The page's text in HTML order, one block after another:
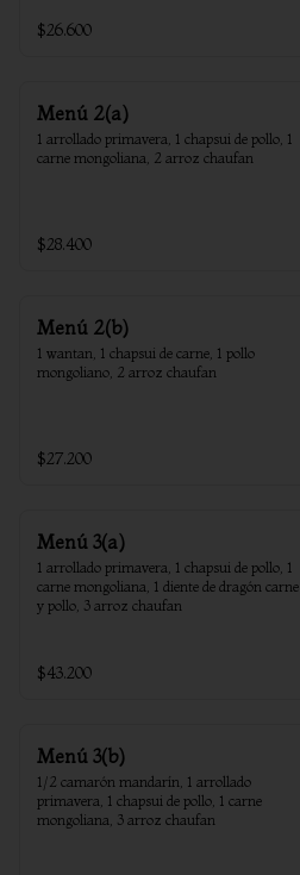
$26.600
Menú 2(a)
1 arrollado primavera, 1 chapsui de pollo, 1
carne mongoliana, 2 arroz chaufan
$28.400
Menú 2(b)
1 wantan, 1 chapsui de carne, 1 pollo
mongoliano, 2 arroz chaufan
$27.200
Menú 3(a)
1 arrollado primavera, 1 chapsui de pollo, 1
carne mongoliana, 1 diente de dragón carne
y pollo, 3 arroz chaufan
$43.200
Menú 3(b)
1/2 camarón mandarín, 1 arrollado
primavera, 1 chapsui de pollo, 1 carne
mongoliana, 3 arroz chaufan